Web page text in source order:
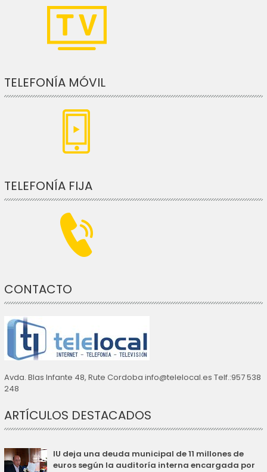
TELEFONÍA MÓVIL
TELEFONÍA FIJA
CONTACTO
Avda. Blas Infante 48, Rute Cordoba info@telelocal.es Telf.:957 538
248
ARTÍCULOS DESTACADOS
IU deja una deuda municipal de 11 millones de
euros según la auditoría interna encargada por